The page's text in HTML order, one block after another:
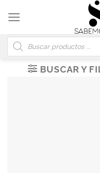
content
Búsqueda
de
productos
BUSCAR Y